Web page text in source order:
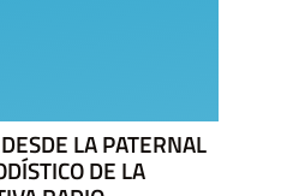
LA PATERNAL
DE LA